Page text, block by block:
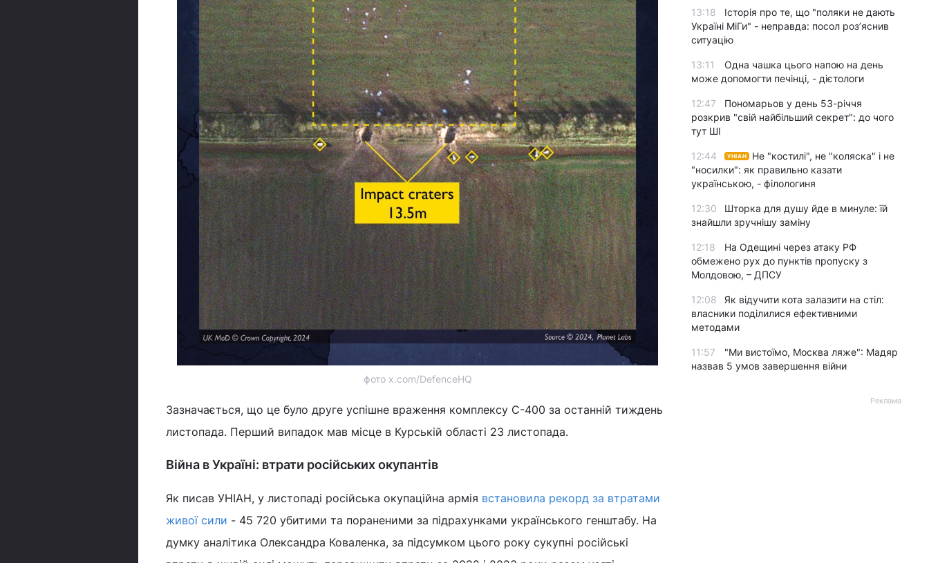
фото x.com/DefenceHQ
Зазначається, що це було друге успішне враження комплексу С-400 за останній тиждень
листопада. Перший випадок мав місце в Курській області 23 листопада.
Війна в Україні: втрати російських окупантів
Як писав УНІАН, у листопаді російська окупаційна армія встановила рекорд за втратами
живої сили - 45 720 убитими та пораненими за підрахунками українського генштабу. На
думку аналітика Олександра Коваленка, за підсумком цього року сукупні російські
13:18
Історія про те, що "поляки не дають
Україні МіГи" - неправда: посол роз’яснив
ситуацію
13:11
Одна чашка цього напою на день
може допомогти печінці, - дієтологи
12:47
Пономарьов у день 53-річчя
розкрив "свій найбільший секрет": до чого
тут ШІ
12:44 УНІАН
Не "костилі", не "коляска" і не
"носилки": як правильно казати
українською, - філологиня
12:30
Шторка для душу йде в минуле: їй
знайшли зручнішу заміну
12:18
На Одещині через атаку РФ
обмежено рух до пунктів пропуску з
Молдовою, – ДПСУ
12:08
Як відучити кота залазити на стіл:
власники поділилися ефективними
методами
11:57
"Ми вистоїмо, Москва ляже": Мадяр
назвав 5 умов завершення війни
Реклама